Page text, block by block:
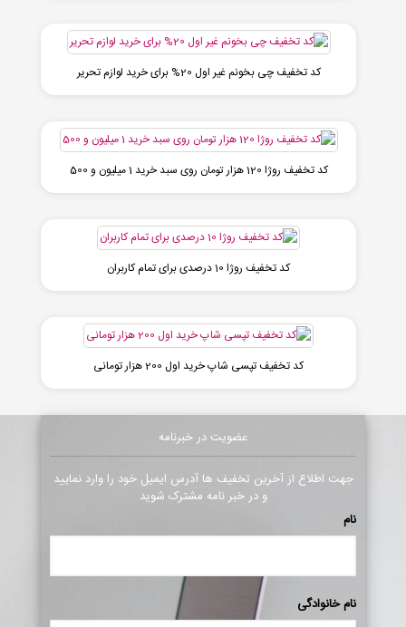
کد تخفیف چی بخونم غیر اول 20% برای خرید لوازم تحریر
کد تخفیف روژا 120 هزار تومان روی سبد خرید 1 میلیون و 500
کد تخفیف روژا 10 درصدی برای تمام کاربران
کد تخفیف تپسی شاپ خرید اول 200 هزار تومانی
عضویت در خبرنامه
جهت اطلاع از آخرین تخفیف ها آدرس ایمیل خود را وارد نمایید
و در خبر نامه مشترک شوید
نام
نام خانوادگی